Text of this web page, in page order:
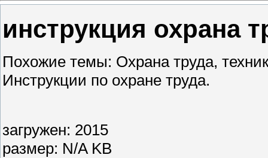
инструкция охрана
Похожие темы: Охрана труда,
Инструкции по охране труда.
загружен: 2015
размер: N/A KB